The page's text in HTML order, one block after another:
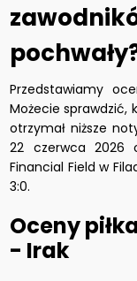
Przedstawiamy
Możecie sprawdzić,
otrzymał niższe
22 czerwca 2026
Financial Field w
3:0.
Oceny
- Irak